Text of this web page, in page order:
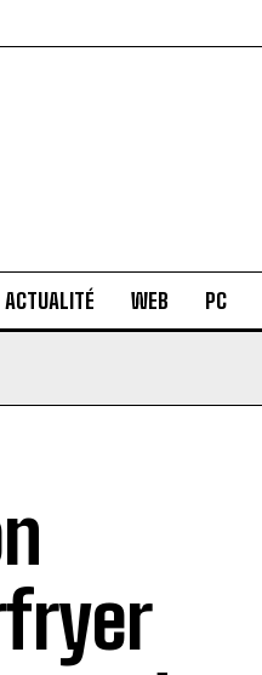
ACTUALITÉ WEB PC